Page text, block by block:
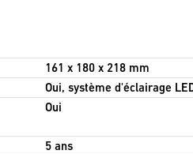
161 x 180 x 218 mm
Oui, système d'éclairage
Oui
5 ans